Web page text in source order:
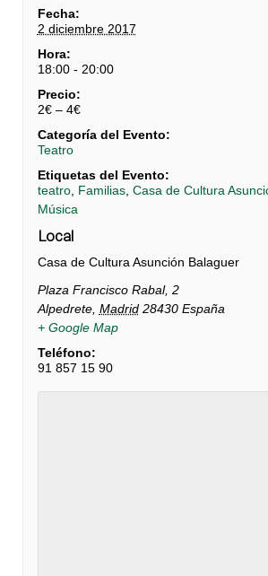
Fecha:
2 diciembre 2017
Hora:
18:00 - 20:00
Precio:
2€ – 4€
Categoría del Evento:
Teatro
Etiquetas del Evento:
teatro, Familias, Casa de Cultura
Música
Local
Casa de Cultura Asunción Balaguer
Plaza Francisco Rabal, 2
Alpedrete, Madrid 28430 España
+ Google Map
Teléfono:
91 857 15 90